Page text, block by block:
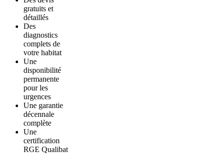
gratuits et
détaillés
Des
diagnostics
complets de
votre habitat
Une
disponibilité
permanente
pour les
urgences
Une garantie
décennale
complète
Une
certification
RGE Qualibat